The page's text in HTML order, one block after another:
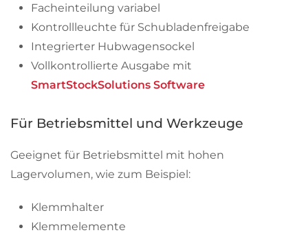
Facheinteilung variabel
Kontrollleuchte für Schubladenfreigabe
Integrierter Hubwagensockel
Vollkontrollierte Ausgabe mit
SmartStockSolutions Software
Für Betriebsmittel und Werkzeuge
Geeignet für Betriebsmittel mit hohen
Lagervolumen, wie zum Beispiel:
Klemmhalter
Klemmelemente